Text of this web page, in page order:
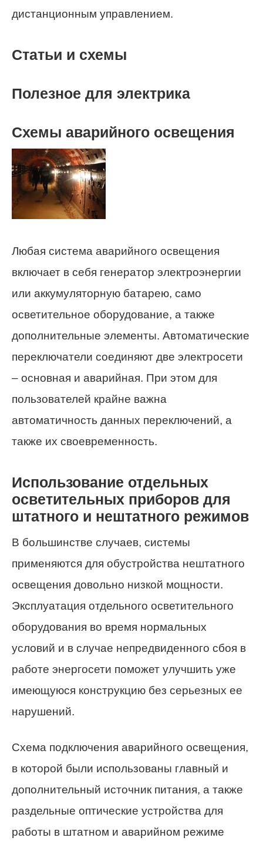
дистанционным управлением.
Статьи и схемы
Полезное для электрика
Схемы аварийного освещения
Любая система аварийного освещения
включает в себя генератор электроэнергии
или аккумуляторную батарею, само
осветительное оборудование, а также
дополнительные элементы. Автоматические
переключатели соединяют две электросети
– основная и аварийная. При этом для
пользователей крайне важна
автоматичность данных переключений, а
также их своевременность.
Использование отдельных
осветительных приборов для
штатного и нештатного режимов
В большинстве случаев, системы
применяются для обустройства нештатного
освещения довольно низкой мощности.
Эксплуатация отдельного осветительного
оборудования во время нормальных
условий и в случае непредвиденного сбоя в
работе энергосети поможет улучшить уже
имеющуюся конструкцию без серьезных ее
нарушений.
Схема подключения аварийного освещения,
в которой были использованы главный и
дополнительный источник питания, а также
раздельные оптические устройства для
работы в штатном и аварийном режиме